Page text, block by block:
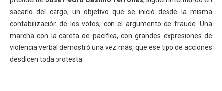
sacarlo del cargo, un objetivo que se inició desde la misma
contabilización de los votos, con el argumento de fraude. Una
marcha con la careta de pacífica, con grandes expresiones de
violencia verbal demostró una vez más, que ese tipo de acciones
desdicen toda protesta.